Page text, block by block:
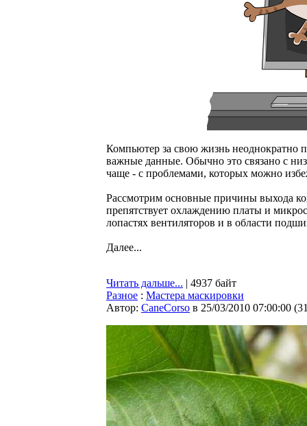
Компьютер за свою жизнь неоднократно
важные данные. Обычно это связано с
чаще - с проблемами, которых можно
Рассмотрим основные причины выхода
препятствует охлаждению платы и
лопастях вентиляторов и в области
Далее...
Читать дальше... | 4937 байт
Разное : Мастера маскировки
Автор: CaneCorso в 25/03/2010 07:00:00 (